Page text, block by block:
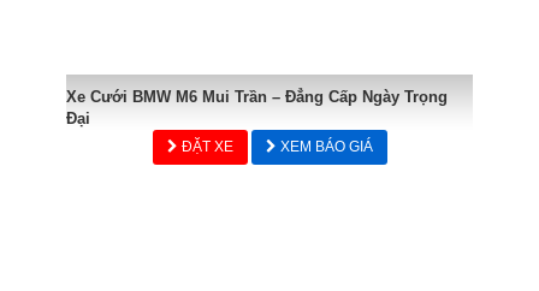
Xe Cưới BMW M6 Mui Trần – Đẳng Cấp Ngày Trọng
Đại
ĐẶT XE XEM BÁO GIÁ